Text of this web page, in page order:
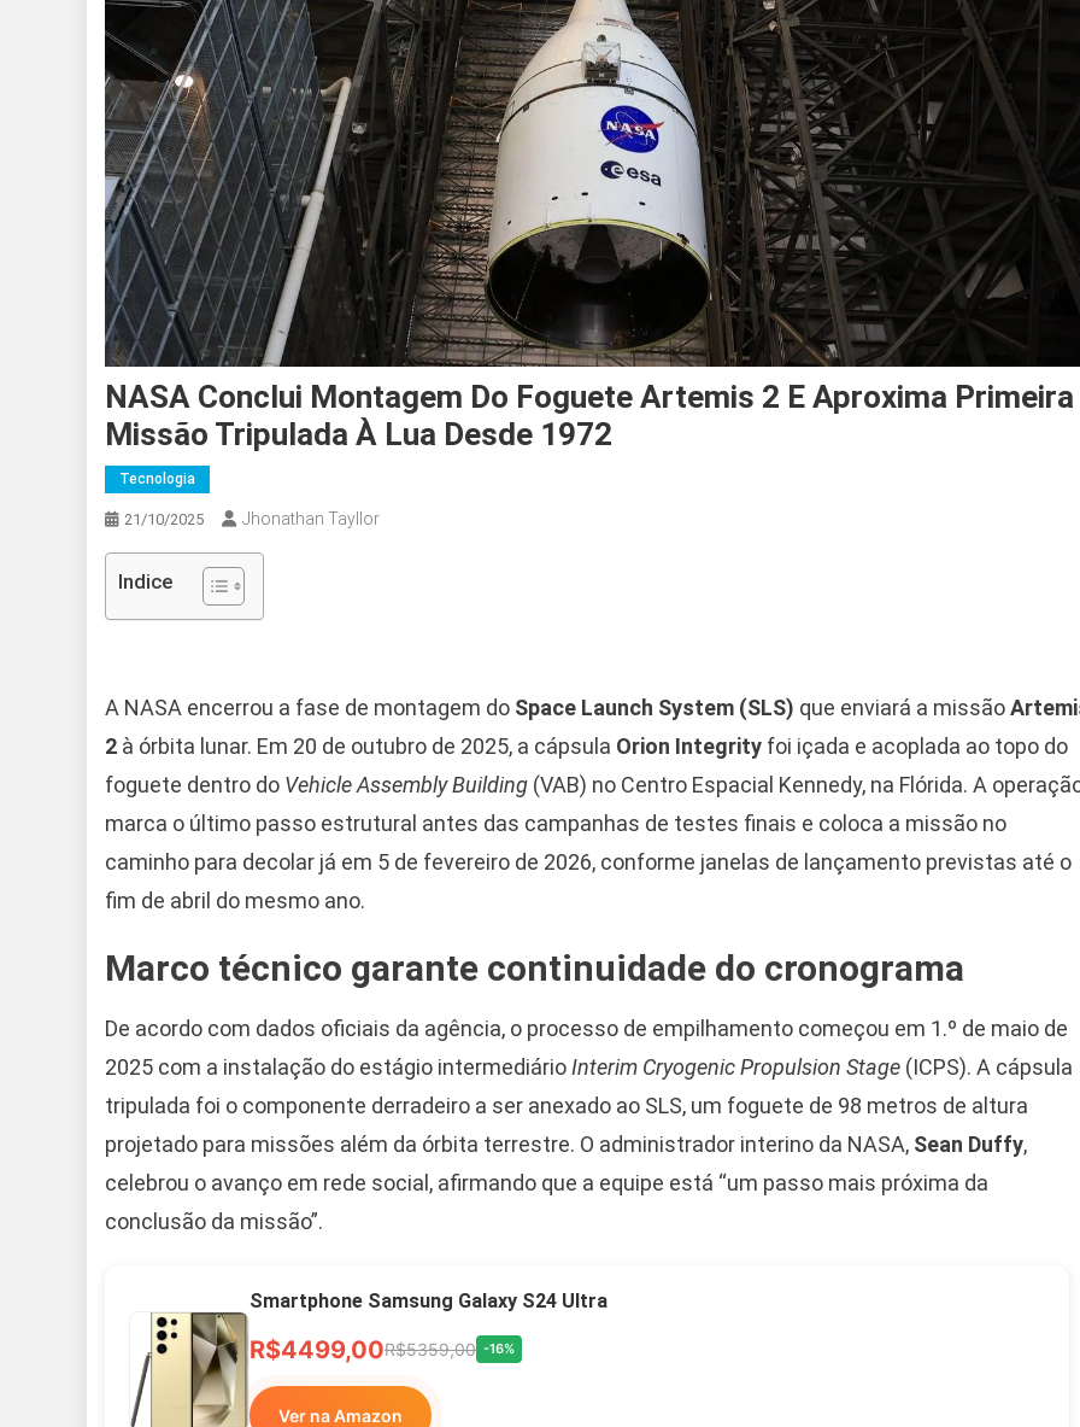
NASA Conclui Montagem Do Foguete Artemis 2 E Aproxima Primeira
Missão Tripulada À Lua Desde 1972
Tecnologia
21/10/2025 Jhonathan Tayllor
Indice
A NASA encerrou a fase de montagem do Space Launch System (SLS) que enviará a missão
2 à órbita lunar. Em 20 de outubro de 2025, a cápsula Orion Integrity foi içada e acoplada ao topo do
foguete dentro do Vehicle Assembly Building (VAB) no Centro Espacial Kennedy, na Flórida. A
marca o último passo estrutural antes das campanhas de testes finais e coloca a missão no
caminho para decolar já em 5 de fevereiro de 2026, conforme janelas de lançamento previstas até o
fim de abril do mesmo ano.
Marco técnico garante continuidade do cronograma
De acordo com dados oficiais da agência, o processo de empilhamento começou em 1.º de maio de
2025 com a instalação do estágio intermediário Interim Cryogenic Propulsion Stage (ICPS). A cápsula
tripulada foi o componente derradeiro a ser anexado ao SLS, um foguete de 98 metros de altura
projetado para missões além da órbita terrestre. O administrador interino da NASA, Sean Duffy,
celebrou o avanço em rede social, afirmando que a equipe está “um passo mais próxima da
conclusão da missão”.
Smartphone Samsung Galaxy S24 Ultra
R$4499,00R$5359,00 -16%
Ver na Amazon